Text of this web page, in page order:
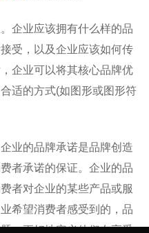
企业应该拥有什么样的品
受，以及企业应该如何传
企业可以将其核心品牌优
适的方式(如图形或图形符
业的品牌承诺是品牌创造
者承诺的保证。企业的品
者对企业的某些产品或服
希望消费者感受到的，品
，更好地定义他们在享受